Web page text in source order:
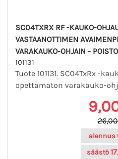
SC04TXRX RF -KAUKO-
VASTAANOTTIMEN
VARAKAUKO-OHJAIN -
101131
Tuote 101131. SC04TxRx -
opettamaton varakauko-
alennus
säästö